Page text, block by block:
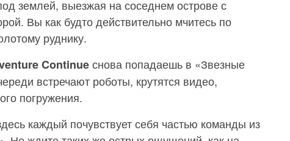
землей, выезжая на соседнем острове с
Вы как будто действительно мчитесь по
руднику.
Continueснова попадаешь в «Звезные
встречают роботы, крутятся видео,
погружения.
каждый почувствует себя частью команды из